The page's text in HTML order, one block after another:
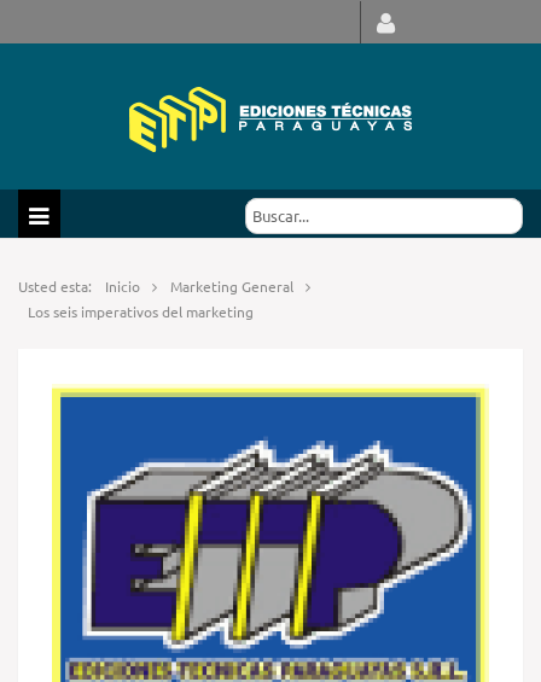
Usted esta: Inicio
Marketing General
Los seis imperativos del marketing